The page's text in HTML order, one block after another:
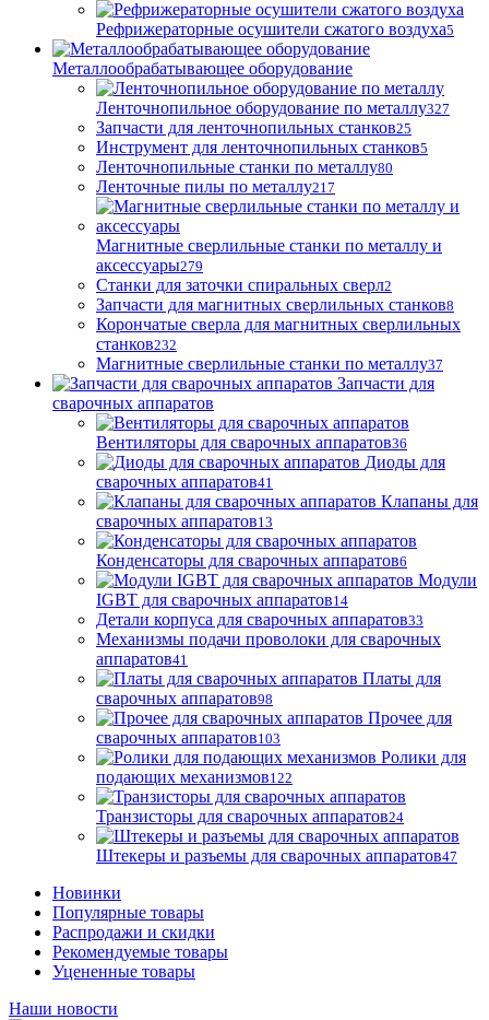
Рефрижераторные осушители сжатого воздуха5
Металлообрабатывающее оборудование
Ленточнопильное оборудование по металлу327
Запчасти для ленточнопильных станков25
Инструмент для ленточнопильных станков5
Ленточнопильные станки по металлу80
Ленточные пилы по металлу217
Магнитные сверлильные станки по металлу и
аксессуары279
Станки для заточки спиральных сверл2
Запчасти для магнитных сверлильных станков8
Корончатые сверла для магнитных сверлильных
станков232
Магнитные сверлильные станки по металлу37
Запчасти для
сварочных аппаратов
Вентиляторы для сварочных аппаратов36
Диоды для
сварочных аппаратов41
Клапаны для
сварочных аппаратов13
Конденсаторы для сварочных аппаратов6
Модули
IGBT для сварочных аппаратов14
Детали корпуса для сварочных аппаратов33
Механизмы подачи проволоки для сварочных
аппаратов41
Платы для
сварочных аппаратов98
Прочее для
сварочных аппаратов103
Ролики для
подающих механизмов122
Транзисторы для сварочных аппаратов24
Штекеры и разъемы для сварочных аппаратов47
Новинки
Популярные товары
Распродажи и скидки
Рекомендуемые товары
Уцененные товары
Наши новости